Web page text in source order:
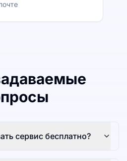
сервис бесплатно?